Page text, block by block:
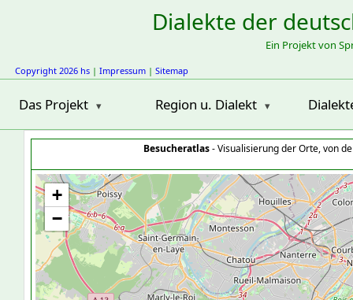
Dialekte der
Ein Projekt von
Copyright 2026 hs | Impressum | Sitemap
Das Projekt Region u. Dialekt
Besucheratlas- Visualisierung der Orte, von
+
−